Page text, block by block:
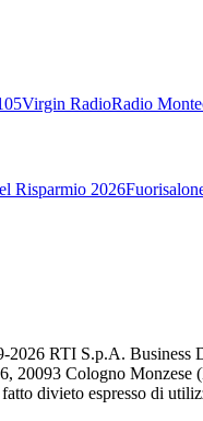
Virgin RadioRadio
Risparmio 2026
2026 RTI S.p.A. Business
20093 Cologno Monzese
divieto espresso di